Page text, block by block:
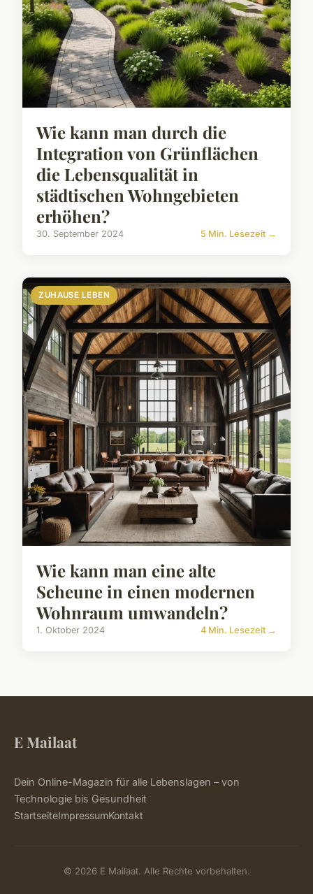
Wie kann man durch die
Integration von Grünflächen
die Lebensqualität in
städtischen Wohngebieten
erhöhen?
30. September 2024 5 Min. Lesezeit →
ZUHAUSE LEBEN
Wie kann man eine alte
Scheune in einen modernen
Wohnraum umwandeln?
1. Oktober 2024 4 Min. Lesezeit →
E Mailaat
Dein Online-Magazin für alle Lebenslagen – von
Technologie bis Gesundheit
StartseiteImpressumKontakt
© 2026 E Mailaat. Alle Rechte vorbehalten.